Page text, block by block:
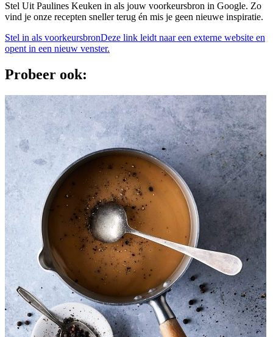
Stel Uit Paulines Keuken in als jouw voorkeursbron in Google. Zo
vind je onze recepten sneller terug én mis je geen nieuwe inspiratie.
Stel in als voorkeursbronDeze link leidt naar een externe website en
opent in een nieuw venster.
Probeer ook: